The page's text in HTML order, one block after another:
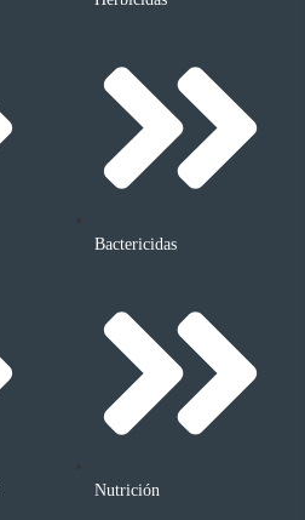
Bactericidas
Nutrición